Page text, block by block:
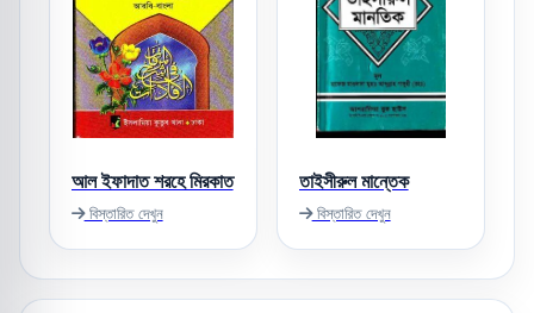
আল ইফাদাত শরহে মিরকাত
বিস্তারিত দেখুন
তাইসীরুল মান্তেক
বিস্তারিত দেখুন